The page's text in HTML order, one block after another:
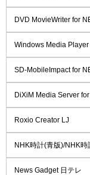
DVD MovieWriter for
Windows Media Player
SD-MobileImpact for
DiXiM Media Server
Roxio Creator LJ
NHK時計(青版)/NHK時
News Gadget 日テレ